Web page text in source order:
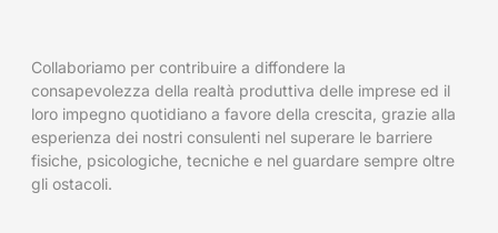
Collaboriamo per contribuire a diffondere la
consapevolezza della realtà produttiva delle imprese ed il
loro impegno quotidiano a favore della crescita, grazie alla
esperienza dei nostri consulenti nel superare le barriere
fisiche, psicologiche, tecniche e nel guardare sempre oltre
gli ostacoli.